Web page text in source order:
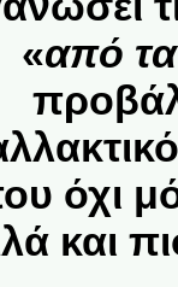
«από
όχι
και